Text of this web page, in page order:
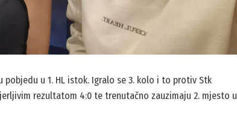
pobjedu u 1. HL istok. Igralo se 3. kolo i to protiv Stk
rezultatom 4:0 te trenutačno zauzimaju 2. mjesto u